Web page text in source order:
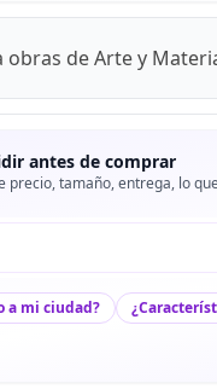
de Arte y
antes de comprar
precio, tamaño, entrega, lo
a mi ciudad?